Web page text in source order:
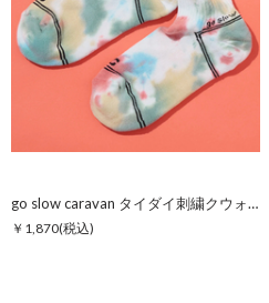
go slow caravan タイダイ刺繍クウォーターソックス
￥1,870(税込)